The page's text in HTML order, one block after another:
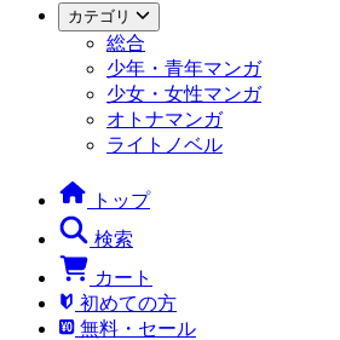
カテゴリ
総合
少年・青年マンガ
少女・女性マンガ
オトナマンガ
ライトノベル
トップ
検索
カート
初めての方
無料・セール